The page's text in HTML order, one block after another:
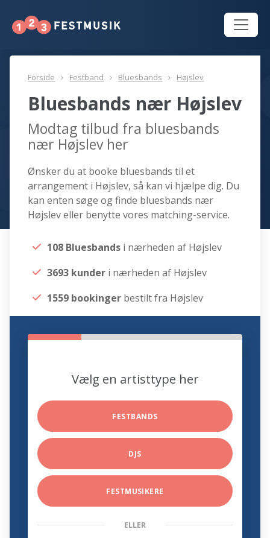
Forside Festband Bluesbands Højslev
Bluesbands nær Højslev
Modtag tilbud fra bluesbands
nær Højslev her
Ønsker du at booke bluesbands til et
arrangement i Højslev, så kan vi hjælpe dig. Du
kan enten søge og finde bluesbands nær
Højslev eller benytte vores matching-service.
108 Bluesbands i nærheden af Højslev
3693 kunder i nærheden af Højslev
1559 bookinger bestilt fra Højslev
Vælg en artisttype her
FESTBANDS
DJS
FESTMUSIKERE
ELLER